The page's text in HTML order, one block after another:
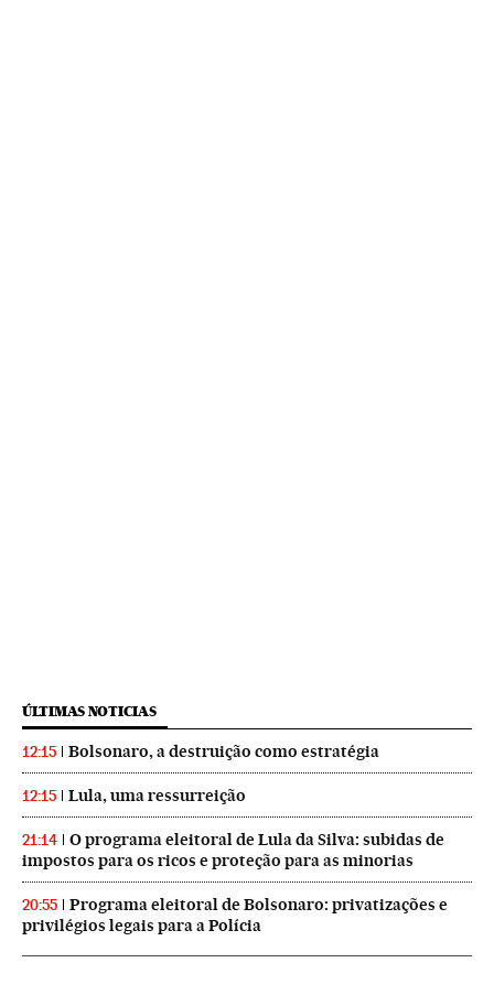
ÚLTIMAS NOTICIAS
12:15 Bolsonaro, a destruição como estratégia
12:15 Lula, uma ressurreição
21:14
O programa eleitoral de Lula da Silva: subidas de
impostos para os ricos e proteção para as minorias
20:55
Programa eleitoral de Bolsonaro: privatizações e
privilégios legais para a Polícia